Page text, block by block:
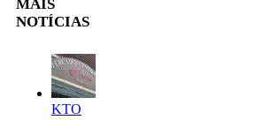
MAIS
NOTÍCIAS
KTO